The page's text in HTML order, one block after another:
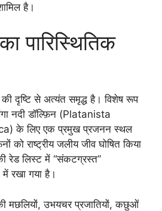
है।
पारिस्थितिक
दृष्टि से अत्यंत समृद्ध है। विशेष रूप
नदी डॉल्फ़िन (Platanista
के लिए एक प्रमुख प्रजनन स्थल
को राष्ट्रीय जलीय जीव घोषित किया
रेड लिस्ट में “संकटग्रस्त”
रखा गया है।
मछलियों, उभयचर प्रजातियों, कछुओं